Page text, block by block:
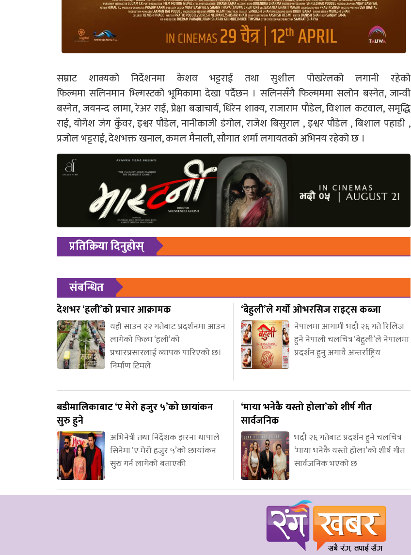
सम्राट शाक्यको निर्देशनमा केशव भट्टराई तथा सुशील पोखरेलको लगानी रहेको
फिल्ममा सलिनमान भ्ल्गिस्टको भूमिकामा देखा पर्दैछन । सलिनसँगै फिल्मममा सलोन बस्नेत, जान्वी
बस्नेत, जयनन्द लामा, रेअर राई, प्रेक्षा बज्राचार्य, धिरेन शाक्य, राजाराम पौडेल, विशाल कटवाल, समृद्धि
राई, योगेश जंग कुँवर, इश्वर पौडेल, नानीकाजी डंगोल, राजेश बिसुराल , इश्वर पौडेल , बिशाल पहाडी ,
प्रजोल भट्टराई, देशभक्त खनाल, कमल मैनाली, सौगात शर्मा लगायतको अभिनय रहेको छ ।
प्रतिक्रिया दिनुहोस्
संबन्धित
देशभर ‘हली’को प्रचार आक्रामक
यही साउन २२ गतेबाट प्रदर्शनमा आउन
लागेको फिल्म ‘हली’को
प्रचारप्रसारलाई व्यापक पारिएको छ।
निर्माण टिमले
‘बेहुली’ले गर्यो ओभरसिज राइट्स कब्जा
नेपालमा आगामी भदौ २६ गते रिलिज
हुने नेपाली चलचित्र ‘बेहुली’ले नेपालमा
प्रदर्शन हुनु अगावै अन्तर्राष्ट्रिय
बडीमालिकाबाट ‘ए मेरो हजुर ५’को छायांकन
सुरु हुने
अभिनेत्री तथा निर्देशक झरना थापाले
सिनेमा ‘ए मेरो हजुर ५’को छायांकन
सुरु गर्न लागेको बताएकी
‘माया भनेकै यस्तो होला’को शीर्ष गीत
सार्वजनिक
भदौ २६ गतेबाट प्रदर्शन हुने चलचित्र
‘माया भनेकै यस्तो होला’को शीर्ष गीत
सार्वजनिक भएको छ